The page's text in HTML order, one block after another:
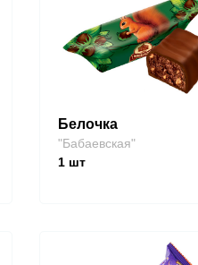
Белочка
"Бабаевская"
1шт